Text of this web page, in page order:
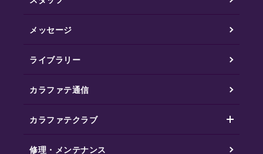
メッセージ
ライブラリー
カラファテ通信
カラファテクラブ
修理・メンテナンス